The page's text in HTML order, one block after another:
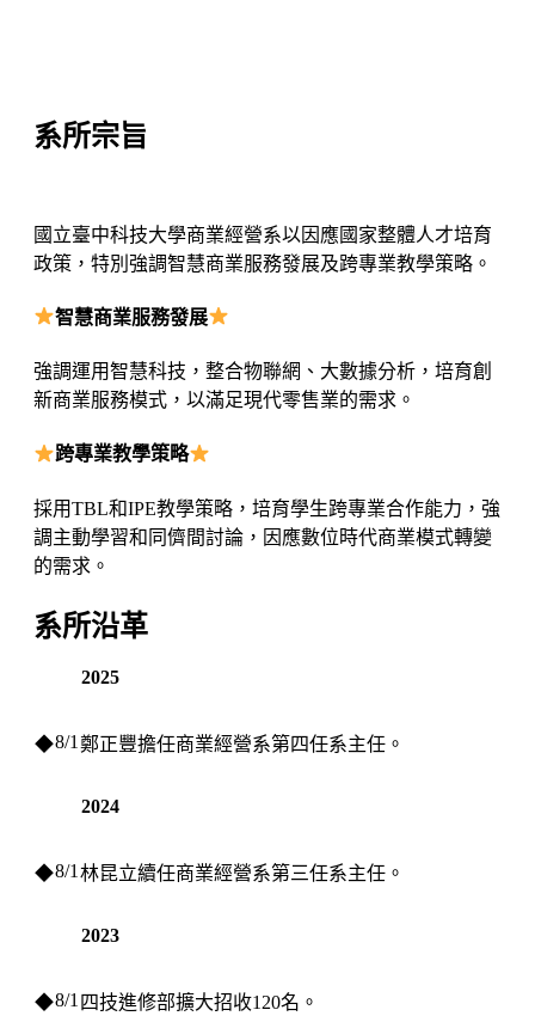
系所宗旨
國立臺中科技大學商業經營系以因應國家整體人才培育
政策，特別強調智慧商業服務發展及跨專業教學策略。
智慧商業服務發展
強調運用智慧科技，整合物聯網、大數據分析，培育創
新商業服務模式，以滿足現代零售業的需求。
跨專業教學策略
採用TBL和IPE教學策略，培育學生跨專業合作能力，強
調主動學習和同儕間討論，因應數位時代商業模式轉變
的需求。
系所沿革
2025
◆8/1鄭正豐擔任商業經營系第四任系主任。
2024
◆8/1林昆立續任商業經營系第三任系主任。
2023
◆8/1 四技進修部擴大招收120名。